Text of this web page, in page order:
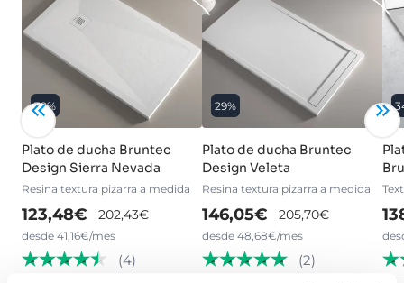
39%
Plato de ducha Bruntec
Design Sierra Nevada
Resina textura pizarra a medida
123,48€ 202,43€
desde 41,16€/mes
(4)
29%
Plato de ducha Bruntec
Design Veleta
Resina textura pizarra a medida
146,05€ 205,70€
desde 48,68€/mes
(2)